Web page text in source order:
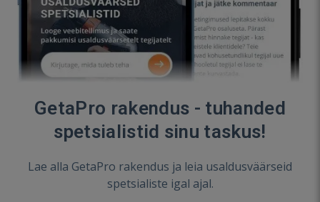
GetaPro rakendus - tuhanded
spetsialistid sinu taskus!
Lae alla GetaPro rakendus ja leia usaldusväärseid
spetsialiste igal ajal.